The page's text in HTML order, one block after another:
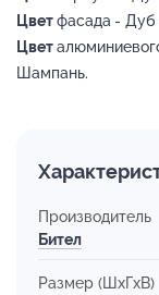
Цветфасада - Дуб
Цвет
Шампань.
Производитель
Бител
Размер (ШхГхВ)